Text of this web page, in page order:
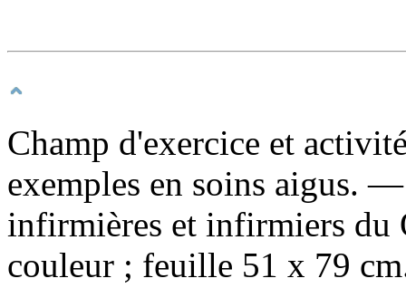
Champ d'exercice et
exemples en soins aigus. —
infirmières et infirmiers
couleur ; feuille 51 x 79